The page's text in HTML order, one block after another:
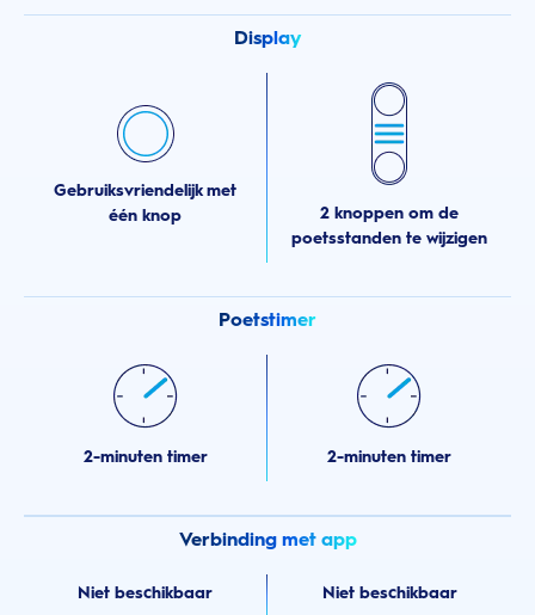
Display
Gebruiksvriendelijk met
één knop
2 knoppen om de
poetsstanden te wijzigen
Poetstimer
2-minuten timer 2-minuten timer
Verbinding met app
Niet beschikbaar Niet beschikbaar